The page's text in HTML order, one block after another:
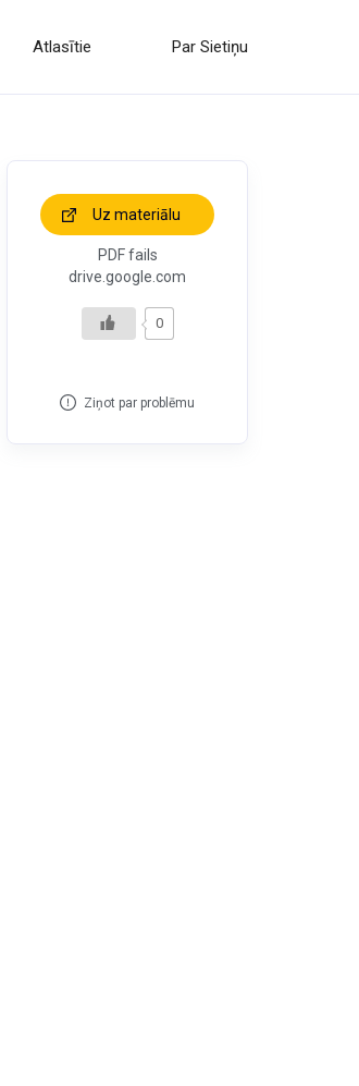
Atlasītie Par Sietiņu
Uz materiālu
PDF fails
drive.google.com
0
Ziņot par problēmu